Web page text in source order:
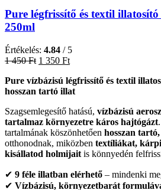
Pure légfrissítő és textil
250ml
Értékelés: 4.84 / 5
1 450Ft 1 350 Ft
Pure vízbázisú légfrissítő és textil
hosszan tartó illat
Szagsemlegesítő hatású, vízbázisú
tartalmaz környezetre káros hajtógázt
tartalmának köszönhetően hosszan
otthonodnak, miközben textíliákat,
kisállatod holmijait is könnyedén
✔ 9 féle illatban elérhető – mindenki
✔ Vízbázisú, környezetbarát